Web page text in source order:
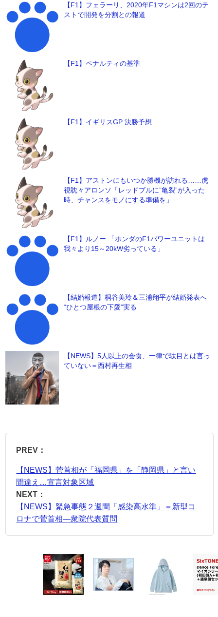
【F1】フェラーリ、2020年F1マシンは2回のテ
ストで開発を分割との報道
【F1】ペナルティの基準
【F1】イギリスGP 決勝予想
【F1】アストンにもいつか勝機が訪れる……虎
視眈々アロンソ「レッドブルに”亀裂”が入った
時、チャンスをモノにする準備を」
【F1】ルノー 「ホンダのF1パワーユニットは
我々より15～20kW劣っている」
【結婚報道】桐谷美玲＆三浦翔平が結婚発表へ
“ひとつ屋根の下愛”実る
【NEWS】5人以上の会食、一律で駄目とは言っ
ていない＝西村再生相
PREV：
【NEWS】菅首相が「福岡県」を「静岡県」と言い
間違え…宣言対象区域
NEXT：
【NEWS】緊急事態２週間「感染高水準」＝新型コ
ロナで菅首相―衆院代表質問